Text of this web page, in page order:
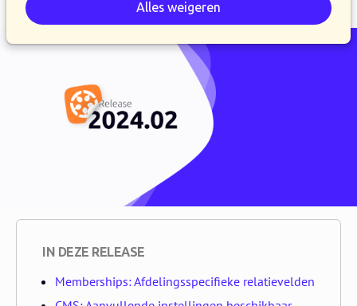
Alles weigeren
IN DEZE RELEASE
Memberships: Afdelingsspecifieke relatievelden